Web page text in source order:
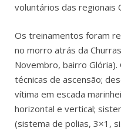
voluntários das regionais
Os treinamentos foram
no morro atrás da
Novembro, bairro
técnicas de ascensão;
vítima em escada
horizontal e vertical;
(sistema de polias, 3×1,